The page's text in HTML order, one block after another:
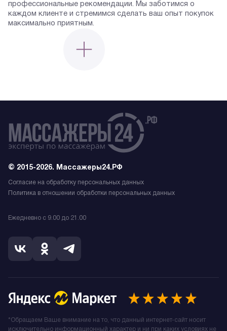
профессиональные рекомендации. Мы заботимся о
каждом клиенте и стремимся сделать ваш опыт покупок
максимально приятным.
© 2015-2026. Массажеры24.РФ
Согласие на обработку персональных данных
Политика в отношении обработки персональных данных
Ежедневно с 9.00 до 21.00
*Обращаем Ваше внимание на то, что данный интернет-сайт носит
исключительно информационный характер и ни при каких условиях не